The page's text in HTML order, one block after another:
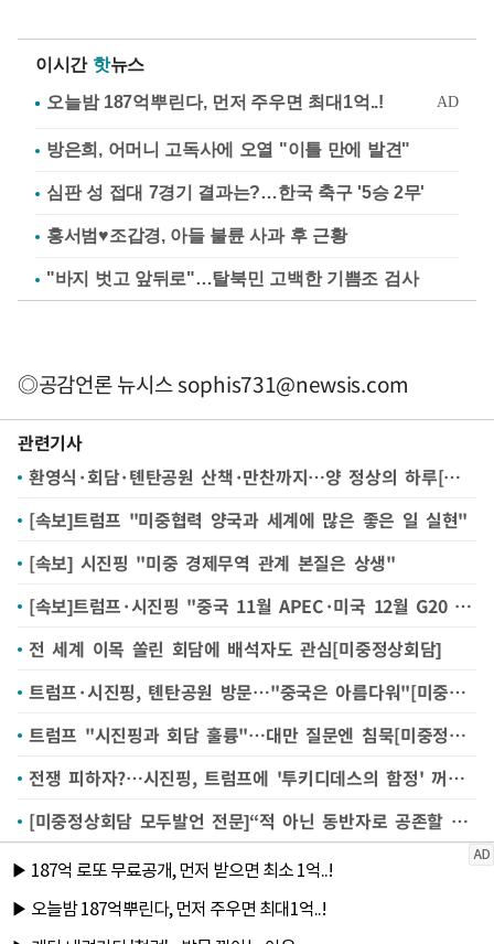
이시간 핫뉴스
방은희, 어머니 고독사에 오열 "이틀 만에 발견"
심판 성 접대 7경기 결과는?…한국 축구 '5승 2무'
홍서범♥조갑경, 아들 불륜 사과 후 근황
"바지 벗고 앞뒤로"…탈북민 고백한 기쁨조 검사
◎공감언론 뉴시스sophis731@newsis.com
관련기사
환영식·회담·톈탄공원 산책·만찬까지…양 정상의 하루[미중정상회담]
[속보]트럼프 "미중협력 양국과 세계에 많은 좋은 일 실현"
[속보] 시진핑 "미중 경제무역 관계 본질은 상생"
[속보]트럼프·시진핑 "중국 11월 APEC·미국 12월 G20 주최 상호 지원"
전 세계 이목 쏠린 회담에 배석자도 관심[미중정상회담]
트럼프·시진핑, 톈탄공원 방문…"중국은 아름다워"[미중정상회담]
트럼프 "시진핑과 회담 훌륭"…대만 질문엔 침묵[미중정상회담]
전쟁 피하자?…시진핑, 트럼프에 '투키디데스의 함정' 꺼낸 이유는[미중정상회담]
[미중정상회담 모두발언 전문]“적 아닌 동반자로 공존할 길 찾아야”